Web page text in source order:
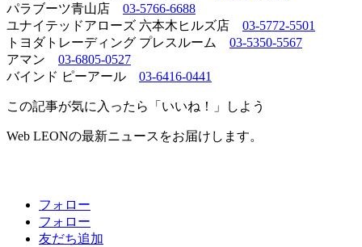
パラブーツ青山店 03-5766-6688
ユナイテッドアローズ 六本木ヒルズ店 03-5772-5501
トヨダトレーディング プレスルーム 03-5350-5567
アマン 03-6805-0527
バインド ピーアール 03-6416-0441
この記事が気に入ったら「いいね！」しよう
Web LEONの最新ニュースをお届けします。
フォロー
フォロー
友だち追加